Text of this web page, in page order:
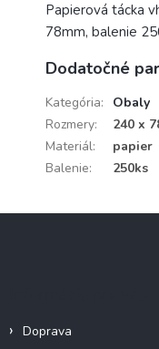
Papierová tácka
78mm, balenie
Dodatočné
Kategória:
Obaly
Rozmery:
240 x
Materiál:
papier
Balenie: 250ks
Doprava